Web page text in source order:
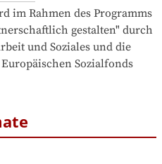
im Rahmen des Programms
gestalten" durch
und Soziales und die
Sozialfonds